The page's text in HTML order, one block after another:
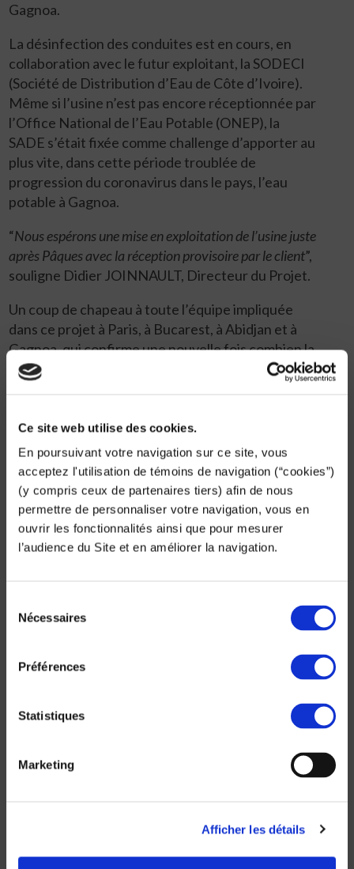
Ce site web utilise des cookies.
En poursuivant votre navigation sur ce site, vous
acceptez l'utilisation de témoins de navigation (“cookies”)
(y compris ceux de partenaires tiers) afin de nous
permettre de personnaliser votre navigation, vous en
ouvrir les fonctionnalités ainsi que pour mesurer
l’audience du Site et en améliorer la navigation.
Nécessaires
Préférences
Statistiques
Marketing
Afficher les détails
Gagnoa.
La désinfection des conduites est en cours, en
collaboration avec le futur exploitant, la SODECI
(Société de Distribution d’Eau de Côte d’Ivoire).
Même si l’usine n’est pas encore réceptionnée par
l’Office National de l’Eau Potable (ONEP), la
SADE s’était fixée comme challenge d’apporter au
plus vite, dans cette période troublée de
progression du coronavirus dans le pays, l’eau
potable à Gagnoa.
“Nous espérons une mise en exploitation de l’usine juste
après Pâques avec la réception provisoire par le client”,
souligne Didier JOINNAULT, Directeur du Projet.
Un coup de chapeau à toute l’équipe impliquée
dans ce projet à Paris, à Bucarest, à Abidjan et à
Gagnoa, qui confirme une nouvelle fois combien la
synergie est un facteur de succès. Un salut tout
flegme et professionnalisme dans un contexte
perturbé au cours de ces trois dernières semaines.
Encore une illustration de l’utilité des missions de
la SADE pour les populations.
Fiers d’être pro dans le Groupe SADE !
CAUMARTIN, Directeur de la
Le mot de
“Super travail pour conclure un beau